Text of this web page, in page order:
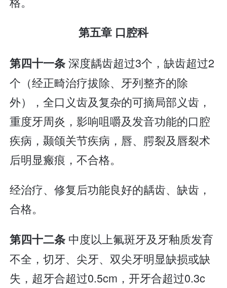
第五章 口腔科
第四十一条深度龋齿超过3个，缺齿超过2
个（经正畸治疗拔除、牙列整齐的除
外），全口义齿及复杂的可摘局部义齿，
重度牙周炎，影响咀嚼及发音功能的口腔
疾病，颞颌关节疾病，唇、腭裂及唇裂术
后明显瘢痕，不合格。
经治疗、修复后功能良好的龋齿、缺齿，
合格。
第四十二条 中度以上氟斑牙及牙釉质发育
不全，切牙、尖牙、双尖牙明显缺损或缺
失，超牙合超过0.5cm，开牙合超过0.3c